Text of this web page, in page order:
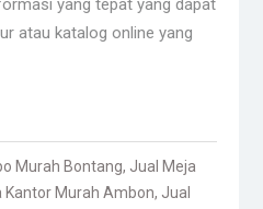
yang tepat yang dapat
atau katalog online yang
Murah Bontang, Jual Meja
Kantor Murah Ambon, Jual